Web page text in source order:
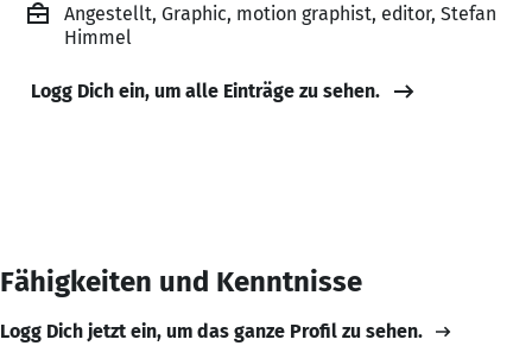
Angestellt, Graphic, motion graphist, editor, Stefan
Himmel
Logg Dich ein, um alle Einträge zu sehen.
Fähigkeiten und Kenntnisse
Logg Dich jetzt ein, um das ganze Profil zu sehen.